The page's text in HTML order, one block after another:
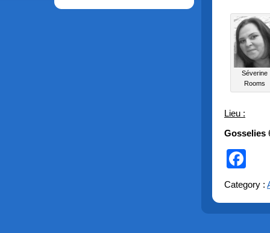
Séverine
Rooms
Lieu :
Gosselies
Category :